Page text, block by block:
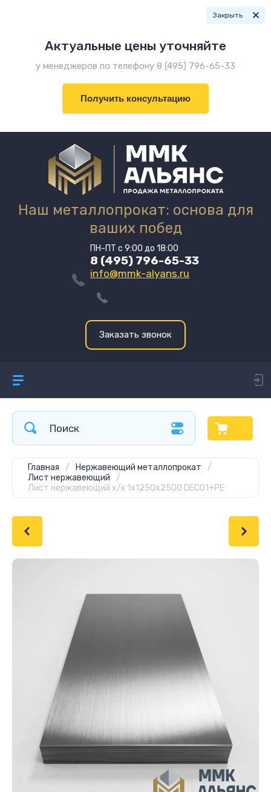
Актуальные цены уточняйте
у менеджеров по телефону 8 (495) 796-65-33
Получить консультацию
Закрыть
Наш металлопрокат: основа для
ваших побед
ПН-ПТ с 9:00 до 18:00
8 (495) 796-65-33
info@mmk-alyans.ru
Заказать звонок
Главная / Нержавеющий металлопрокат
/
Лист нержавеющий
/
Лист нержавеющий х/к 1х1250х2500 DECO1+PE